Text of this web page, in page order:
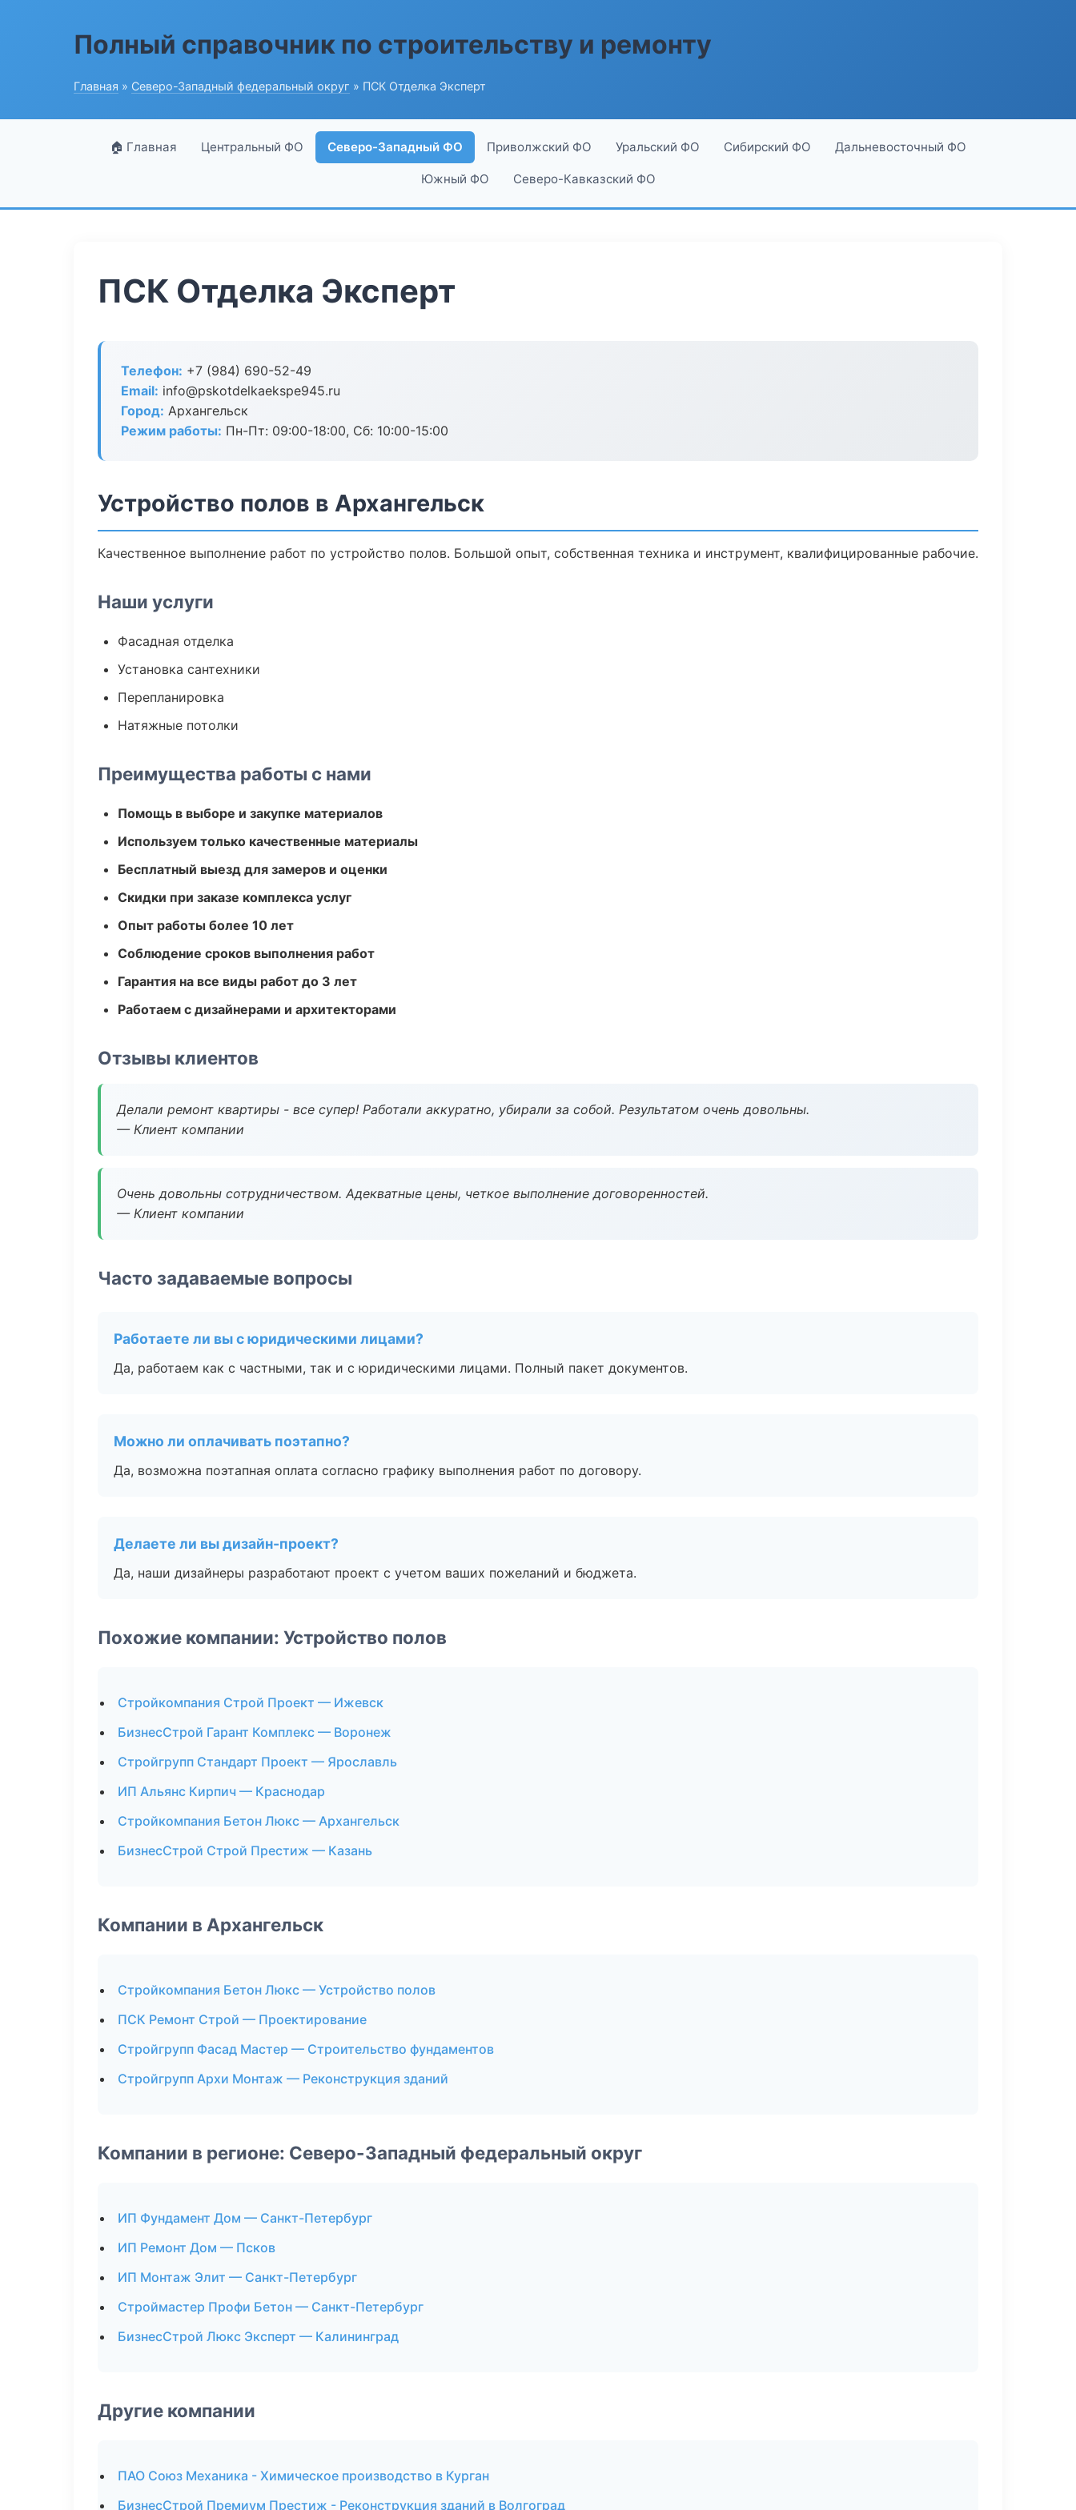
Полный справочник по строительству и ремонту
Главная » Северо-Западный федеральный округ » ПСК Отделка Эксперт
🏠 Главная Центральный ФО Северо-Западный ФО Приволжский ФО Уральский ФО Сибирский ФО Дальневосточный ФО
Южный ФО Северо-Кавказский ФО
ПСК Отделка Эксперт
Телефон: +7 (984) 690-52-49
Email: info@pskotdelkaekspe945.ru
Город: Архангельск
Режим работы: Пн-Пт: 09:00-18:00, Сб: 10:00-15:00
Устройство полов в Архангельск
Качественное выполнение работ по устройство полов. Большой опыт, собственная техника и инструмент, квалифицированные рабочие.
Наши услуги
Фасадная отделка
Установка сантехники
Перепланировка
Натяжные потолки
Преимущества работы с нами
Помощь в выборе и закупке материалов
Используем только качественные материалы
Бесплатный выезд для замеров и оценки
Скидки при заказе комплекса услуг
Опыт работы более 10 лет
Соблюдение сроков выполнения работ
Гарантия на все виды работ до 3 лет
Работаем с дизайнерами и архитекторами
Отзывы клиентов
Делали ремонт квартиры - все супер! Работали аккуратно, убирали за собой. Результатом очень довольны.
— Клиент компании
Очень довольны сотрудничеством. Адекватные цены, четкое выполнение договоренностей.
— Клиент компании
Часто задаваемые вопросы
Работаете ли вы с юридическими лицами?
Да, работаем как с частными, так и с юридическими лицами. Полный пакет документов.
Можно ли оплачивать поэтапно?
Да, возможна поэтапная оплата согласно графику выполнения работ по договору.
Делаете ли вы дизайн-проект?
Да, наши дизайнеры разработают проект с учетом ваших пожеланий и бюджета.
Похожие компании: Устройство полов
Стройкомпания Строй Проект — Ижевск
БизнесСтрой Гарант Комплекс — Воронеж
Стройгрупп Стандарт Проект — Ярославль
ИП Альянс Кирпич — Краснодар
Стройкомпания Бетон Люкс — Архангельск
БизнесСтрой Строй Престиж — Казань
Компании в Архангельск
Стройкомпания Бетон Люкс — Устройство полов
ПСК Ремонт Строй — Проектирование
Стройгрупп Фасад Мастер — Строительство фундаментов
Стройгрупп Архи Монтаж — Реконструкция зданий
Компании в регионе: Северо-Западный федеральный округ
ИП Фундамент Дом — Санкт-Петербург
ИП Ремонт Дом — Псков
ИП Монтаж Элит — Санкт-Петербург
Строймастер Профи Бетон — Санкт-Петербург
БизнесСтрой Люкс Эксперт — Калининград
Другие компании
ПАО Союз Механика - Химическое производство в Курган
БизнесСтрой Премиум Престиж - Реконструкция зданий в Волгоград